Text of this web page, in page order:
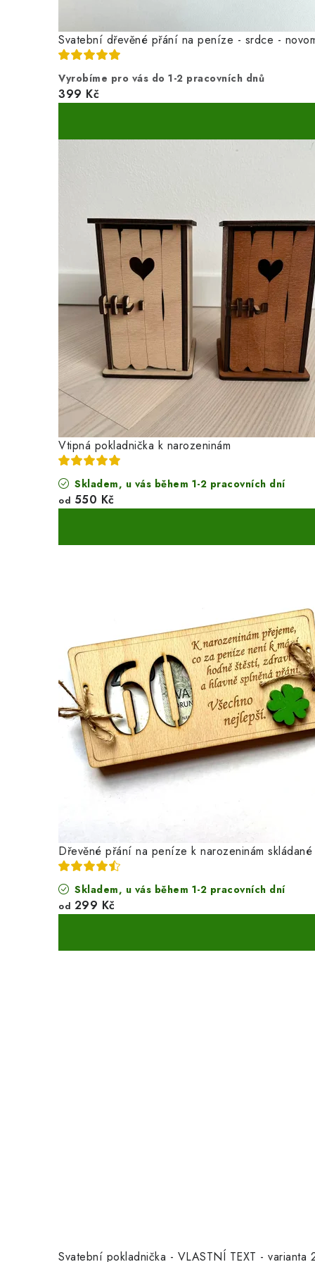
Svatební dřevěné přání na peníze - srdce -
Vyrobíme pro vás do 1-2 pracovních dnů
399 Kč
Vtipná pokladnička k narozeninám
Skladem, u vás během 1-2 pracovních dní
od 550 Kč
Dřevěné přání na peníze k narozeninám
Skladem, u vás během 1-2 pracovních dní
od 299 Kč
Svatební pokladnička - VLASTNÍ TEXT - varianta